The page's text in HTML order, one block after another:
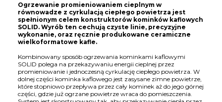
Ogrzewanie promieniowaniem cieplnym w
równowadze z cyrkulacją ciepłego powietrza jest
spełnionym celem konstruktorów kominków kaflowych
SOLID. Wyrób ten cechują czyste linie, precyzyjne
wykonanie, oraz ręcznie produkowane ceramiczne
wielkoformatowe kafle.
Kombinowany sposób ogrzewania kominkami kaflowymi
SOLID polega na przekazywaniu energii cieplnej przez
promieniowanie i jednoczesną cyrkulację ciepłego powietrza. W
dolnej części kominka kaflowego jest zasysane zimne powietrze,
które stopniowo przepływa przez cały kominek aż do jego górnej
części, gdzie już ogrzane powietrze wraca do pomieszczenia.